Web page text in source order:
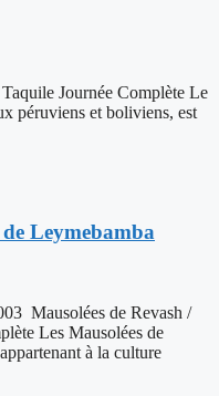
Journée Complète Le
péruviens et boliviens, est
de Leymebamba
Mausolées de Revash /
Les Mausolées de
à la culture